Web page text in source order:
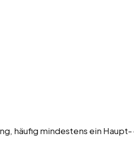
häufig mindestens ein